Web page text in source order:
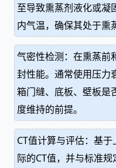
至导致熏蒸剂液化或凝
内气温，确保其处于熏
气密性检测：在熏蒸前
封性能。通常使用压力
箱门缝、底板、壁板是
度维持的前提。
CT值计算与评估：基
际的CT值，并与标准规